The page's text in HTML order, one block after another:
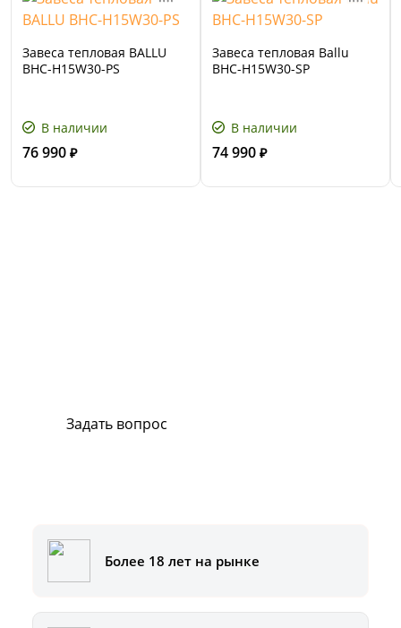
Завеса тепловая BALLU
BHC-H15W30-PS
В наличии
76 990 ₽
Завеса тепловая Ballu
BHC-H15W30-SP
В наличии
74 990 ₽
Задать вопрос
Более 18 лет на рынке